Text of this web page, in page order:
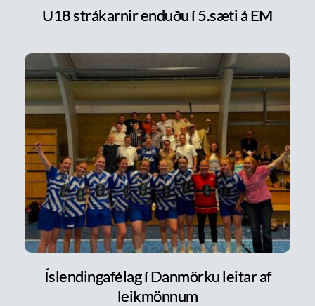
U18 strákarnir enduðu í 5.sæti á EM
Íslendingafélag í Danmörku leitar af
leikmönnum